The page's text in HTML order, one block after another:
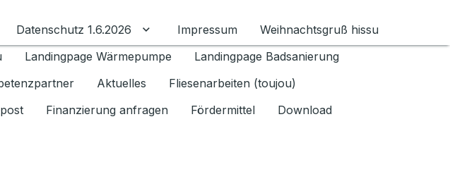
für Ratgeber umschalten
Datenschutz 1.6.2026 Untermenü für Datenschutz 1.6.2026 umschalten
Impressum
Weihnachtsgruß hissu
Landingpage Wärmepumpe
Landingpage Badsanierung
Aktuelles
Fliesenarbeiten (toujou)
Finanzierung anfragen Fördermittel
Download